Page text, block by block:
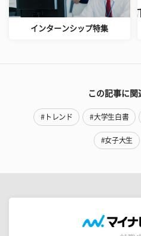
インターンシップ特集
この記事に関
#トレンド #大学生白書
#女子大生